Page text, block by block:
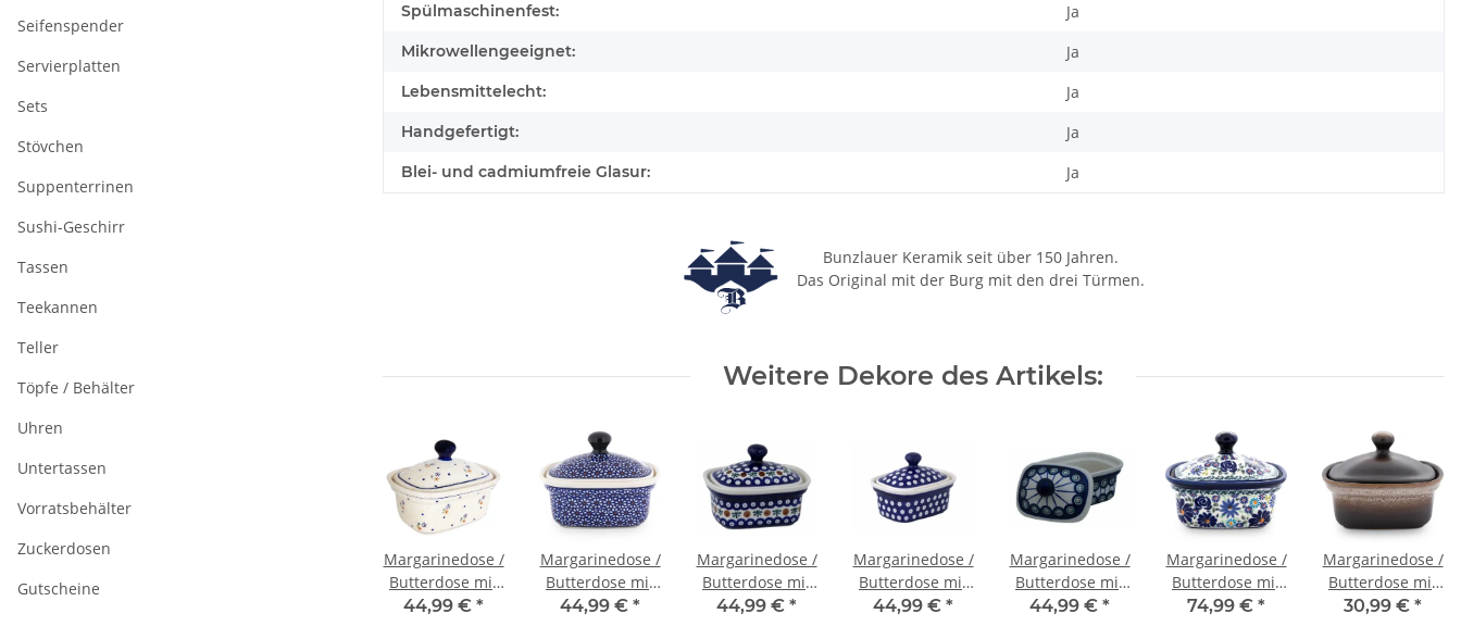
Spülmaschinenfest: Ja
Mikrowellengeeignet: Ja
Lebensmittelecht: Ja
Handgefertigt: Ja
Blei- und cadmiumfreie Glasur: Ja
Bunzlauer Keramik seit über 150 Jahren.
Das Original mit der Burg mit den drei Türmen.
Weitere Dekore des Artikels:
/
mit
Margarinedose /
Butterdose mit
Margarinedose /
Butterdose mit
Deckel für 250g,
44,99 € *
Margarinedose /
Butterdose mit
Deckel für 250g,
44,99 € *
Margarinedose /
Butterdose mit
Deckel für 250g,
44,99 € *
Margarinedose /
Butterdose mit
Deckel für 250g,
44,99 € *
Margarinedose /
Butterdose mit
Deckel für 250g,
44,99 € *
Margarinedose /
Butterdose mit
Deckel für 250g,
74,99 € *
Margarinedose /
Butterdose mit
Deckel für 250g,
30,99 € *
Seifenspender
Servierplatten
Sets
Stövchen
Suppenterrinen
Sushi-Geschirr
Tassen
Teekannen
Teller
Töpfe / Behälter
Uhren
Untertassen
Vorratsbehälter
Zuckerdosen
Gutscheine